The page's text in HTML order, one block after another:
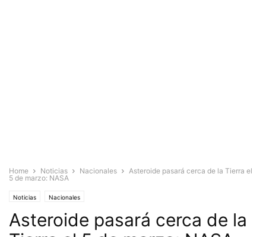
Home Noticias Nacionales
Asteroide pasará cerca de la Tierra el
5 de marzo: NASA
Noticias Nacionales
Asteroide pasará cerca de la